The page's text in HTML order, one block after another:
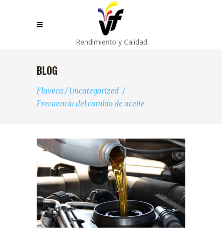
Rendimiento y Calidad
BLOG
Fluveca /Uncategorized /
Frecuencia del cambio de aceite